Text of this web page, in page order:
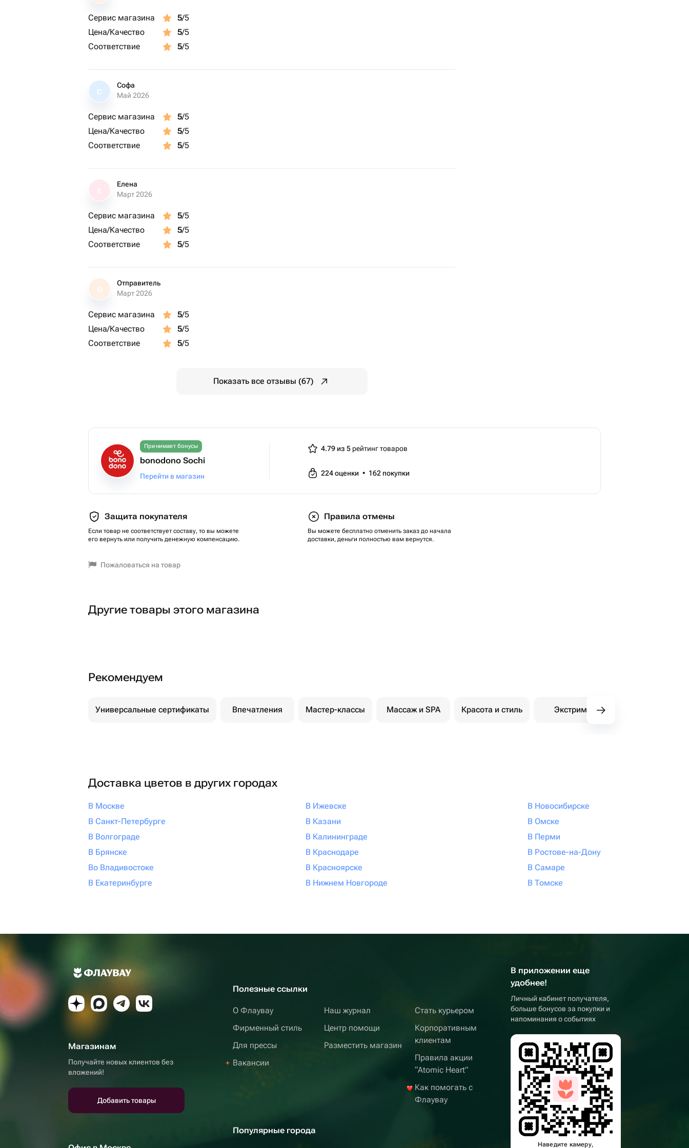
Подъем на воздушном шаре, закреплённом на тросах на высоте до 50
метров над землей
Приземление, обмен впечатлениями
(ツ)_/¯ Важно:
Продолжительность полёта – 8 минут
Полет проходит в составе сборной группы до 5 человек, в порядке
живой очереди
Полёты проводятся в выходные дни
Ограничение по возрасту – с 7 лет, только с разрешения и
Возможен перенос даты приключения ввиду не подходящих для
воздухоплавания метеорологических условий, полеты проводятся
круглый год по погоде
ツ Где проходит:
с. Прогресс, ул. Юбилейная, 103/7
Сервис магазина 5/5
Цена/Качество
5/5
Соответствие
5/5
С
Софа
Май 2026
Сервис магазина 5/5
Цена/Качество
5/5
Соответствие
5/5
Елена
Март 2026
Сервис магазина 5/5
Цена/Качество
5/5
Соответствие
5/5
О
Отправитель
Март 2026
Сервис магазина 5/5
Цена/Качество
5/5
Соответствие
5/5
Показать все отзывы (67)
Принимает бонусы
bonodono Sochi
Перейти в магазин
4.79 из 5 рейтинг товаров
224оценки • 162 покупки
Защита покупателя
Если товар не соответствует составу, то вы можете
его вернуть или получить денежную компенсацию.
Правила отмены
Вы можете бесплатно отменить заказ до начала
доставки, деньги полностью вам вернутся.
Пожаловаться на товар
Другие товары этого магазина
Рекомендуем
Универсальные сертификаты Впечатления Мастер-классы Массаж и SPA Красота и стиль Экстрим
Доставка цветов в других городах
В Москве
В Санкт-Петербурге
В Волгограде
В Брянске
Во Владивостоке
В Екатеринбурге
В Ижевске
В Казани
В Калининграде
В Краснодаре
В Красноярске
В Нижнем Новгороде
В Новосибирске
В Омске
В Перми
В Ростове-на-Дону
В Самаре
В Томске
Магазинам
Получайте новых клиентов без
вложений!
Добавить товары
Полезные ссылки
О Флаувау
Фирменный стиль
Для прессы
Вакансии
Наш журнал
Центр помощи
Разместить магазин
Стать курьером
Корпоративным
клиентам
Правила акции
“Atomic Heart”
Как помогать с
Флаувау
Популярные города
В приложении еще
удобнее!
Личный кабинет получателя,
больше бонусов за покупки и
напоминания о событиях
Наведите камеру,